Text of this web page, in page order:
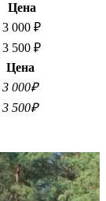
Цена
3 000 ₽
3 500 ₽
Цена
3 000₽
3 500₽